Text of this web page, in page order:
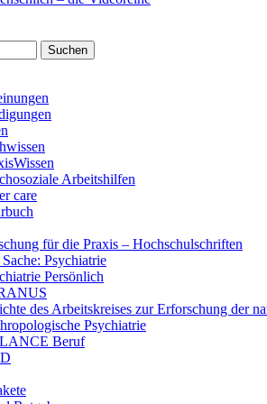
Suchen
Arbeitshilfen
care
für die Praxis – Hochschulschriften
Psychiatrie
Persönlich
des Arbeitskreises zur Erforschung der
Psychiatrie
Beruf